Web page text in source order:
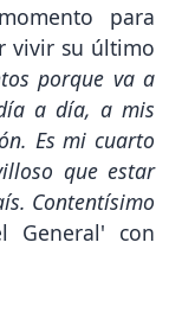
para
vivir su último
porque va a
a día, a mis
Es mi cuarto
que estar
Contentísimo
General' con